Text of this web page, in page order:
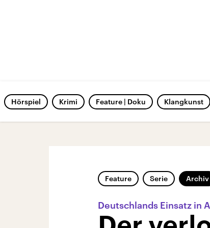
Hörspiel Krimi Feature | Doku Klangkunst
Feature Serie Archiv
Deutschlands Einsatz in